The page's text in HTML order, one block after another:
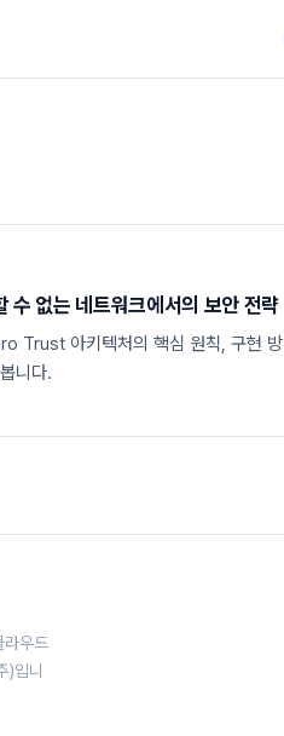
없는 네트워크에서의 보안 전략
Trust 아키텍처의 핵심 원칙, 구현 방
니다.
라우드
)입니